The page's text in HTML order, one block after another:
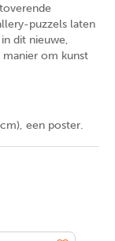
puzzels laten
dit nieuwe,
om kunst
een poster.